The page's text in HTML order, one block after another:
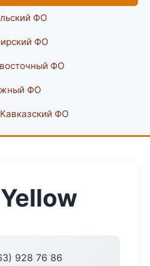
ФО
ФО
ФО
ФО
ФО
928 76 86